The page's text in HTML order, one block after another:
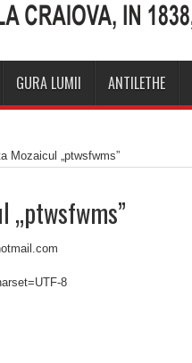
GURA LUMII ANTILETHE
Mozaicul „ptwsfwms”
„ptwsfwms”
8